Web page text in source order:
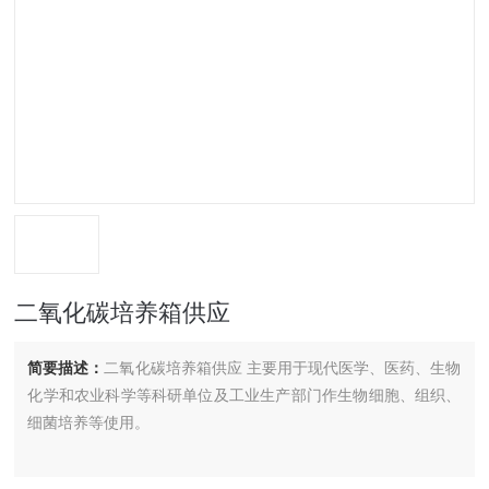
二氧化碳培养箱供应
简要描述： 二氧化碳培养箱供应 主要用于现代医学、医药、生物
化学和农业科学等科研单位及工业生产部门作生物细胞、组织、
细菌培养等使用。